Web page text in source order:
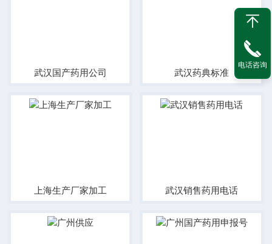
武汉国产药用公司 武汉药典标准
上海生产厂家加工 武汉销售药用电话
电话咨询